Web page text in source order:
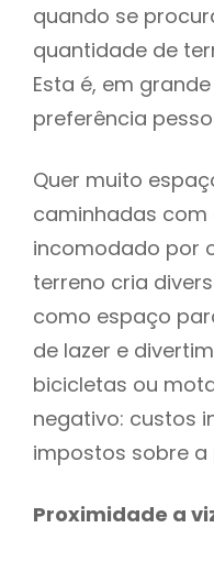
quando se
quantidade de
Esta é, em
preferência
Quer muito
caminhadas com
incomodado por
terreno cria
como espaço
de lazer e
bicicletas ou
negativo: custos
impostos sobre a
Proximidade a